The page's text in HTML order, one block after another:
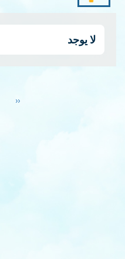
لا يوجد
‹‹